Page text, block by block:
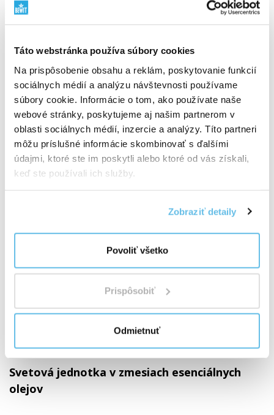
Táto webstránka používa súbory cookies
Na prispôsobenie obsahu a reklám, poskytovanie funkcií
sociálnych médií a analýzu návštevnosti používame
súbory cookie. Informácie o tom, ako používate naše
webové stránky, poskytujeme aj našim partnerom v
oblasti sociálnych médií, inzercie a analýzy. Títo partneri
môžu príslušné informácie skombinovať s ďalšími
údajmi, ktoré ste im poskytli alebo ktoré od vás získali,
keď ste používali ich služby.
Zobraziť detaily
Povoliť všetko
Prispôsobiť
Odmietnuť
zmysel každej zložky. Pracujeme s BIO surovinami, RAW
prístupom, rastlinnými zdrojmi a surovinami z divokej
spájame s vedou, testovaním a vlastnou
zodpovednosťou. Zistite, prečo záleží na pôvode
surovín"
Svetová jednotka v zmesiach esenciálnych
olejov